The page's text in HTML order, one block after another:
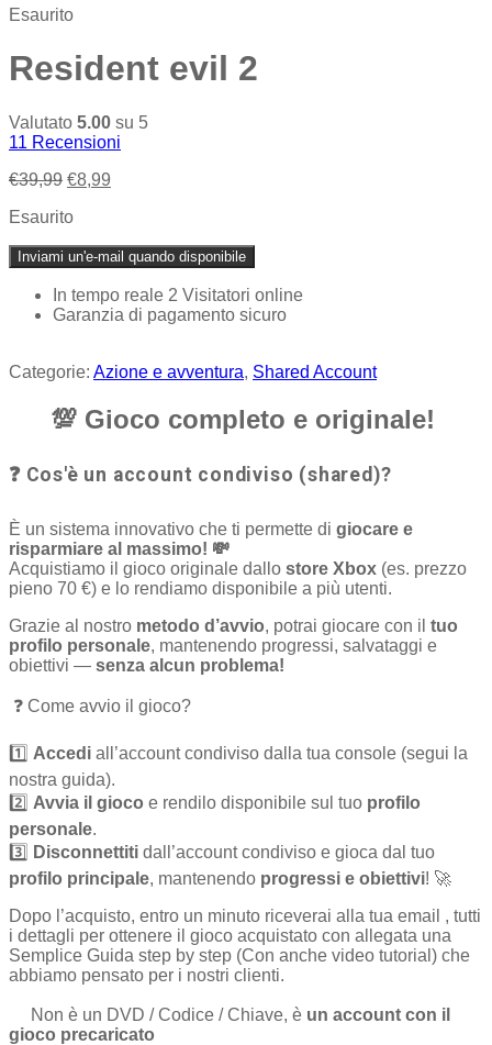
Esaurito
Resident evil 2
Valutato 5.00 su 5
11 Recensioni
€39,99 Il
originale
€39,99.
€8,99
€8,99.
Esaurito
Inviami un'e-mail quando disponibile
In tempo reale 2 Visitatori online
Garanzia di pagamento sicuro
Categorie: Azione e avventura, Shared Account
💯 Gioco completo e originale!
❓ Cos'è un account condiviso (shared)?
È un sistema innovativo che ti permette di giocare e
risparmiare al massimo! 💸
Acquistiamo il gioco originale dallo store Xbox (es. prezzo
pieno 70 €) e lo rendiamo disponibile a più utenti.
Grazie al nostro metodo d’avvio, potrai giocare con il tuo
profilo personale, mantenendo progressi, salvataggi e
obiettivi — senza alcun problema!
❓ Come avvio il gioco?
1️⃣ Accedi all’account condiviso dalla tua console (segui la
nostra guida).
2️⃣ Avvia il gioco e rendilo disponibile sul tuo profilo
personale.
3️⃣ Disconnettiti dall’account condiviso e gioca dal tuo
profilo principale, mantenendo progressi e obiettivi! 🚀
Dopo l’acquisto, entro un minuto riceverai alla tua email , tutti
i dettagli per ottenere il gioco acquistato con allegata una
Semplice Guida step by step (Con anche video tutorial) che
abbiamo pensato per i nostri clienti.
Non è un DVD / Codice / Chiave, è un account con il
gioco precaricato